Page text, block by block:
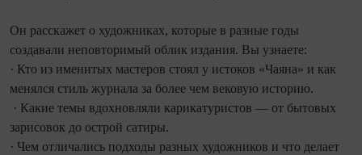
Он расскажет о художниках, которые в разные годы
создавали неповторимый облик издания. Вы узнаете:
· Кто из именитых мастеров стоял у истоков «Чаяна» и как
менялся стиль журнала за более чем вековую историю.
· Какие темы вдохновляли карикатуристов — от бытовых
зарисовок до острой сатиры.
· Чем отличались подходы разных художников и что делает